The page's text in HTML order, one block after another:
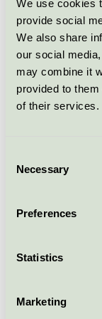
We use cookies
provide social
We also share
our social
may combine it
provided to
of their services.
Selection
Necessary
Preferences
Statistics
Marketing